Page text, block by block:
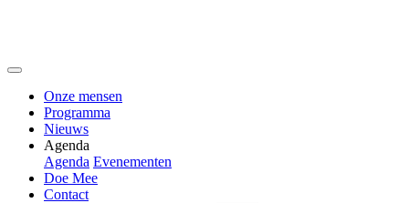
Onze mensen
Programma
Nieuws
Agenda
Agenda Evenementen
Doe Mee
Contact